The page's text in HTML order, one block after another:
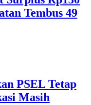
Tembus 49
PSEL Tetap
Masih